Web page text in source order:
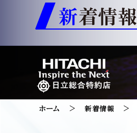
新着情報
ホーム 新着情報